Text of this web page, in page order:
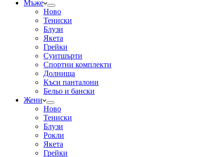
Мъже
Ново
Тениски
Блузи
Якета
Грейки
Суитшърти
Спортни комплекти
Долнища
Къси панталони
Бельо и бански
Жени
Ново
Тениски
Блузи
Рокли
Якета
Грейки